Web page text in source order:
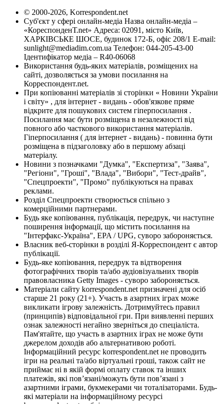
© 2000-2026, Korrespondent.net
Суб'єкт у сфері онлайн-медіа Назва онлайн-медіа –
«КореспонденТ.net» Адреса: 02091, місто Київ,
ХАРКІВСЬКЕ ШОСЕ, будинок 172-Б, офіс 208/1 E-mail:
sunlight@mediadim.com.ua Телефон: 044-205-43-00
Ідентифікатор медіа – R40-06068
Використання будь-яких матеріалів, розміщених на
сайті, дозволяється за умови посилання на
Корреспондент.net.
При копіюванні матеріалів зі сторінки « Новини України
і світу» , для інтернет - видань - обов'язкове пряме
відкрите для пошукових систем гіперпосилання .
Посилання має бути розміщена в незалежності від
повного або часткового використання матеріалів.
Гіперпосилання ( для інтернет - видань) - повинна бути
розміщена в підзаголовку або в першому абзаці
матеріалу.
Новини з позначками "Думка", "Експертиза", "Заява",
"Регіони", "Гроші", "Влада", "Вибори", "Тест-драйв",
"Спецпроекти", "Промо" публікуються на правах
реклами.
Розділ Спецпроекти створюється спільно з
комерційними партнерами.
Будь яке копіювання, публікація, передрук, чи наступне
поширення інформації, що містить посилання на
"Інтерфакс-Україна", EPA / UPG, суворо забороняється.
Власник веб-сторінки в розділі Я-Корреспондент є автор
публікації.
Будь-яке копіювання, передрук та відтворення
фотографічних творів та/або аудіовізуальних творів
правовласника Getty Images - суворо забороняється.
Матеріали сайту korrespondent.net призначені для осіб
старше 21 року (21+). Участь в азартних іграх може
викликати ігрову залежність. Дотримуйтесь правил
(принципів) відповідальної гри. При виявленні перших
ознак залежності негайно зверніться до спеціаліста.
Пам'ятайте, що участь в азартних іграх не може бути
джерелом доходів або альтернативою роботі.
Інформаційний ресурс korrespondent.net не проводить
ігри на реальні та/або віртуальні гроші, також сайт не
приймає ні в якій формі оплату ставок та інших
платежів, які пов’язані/можуть бути пов’язані з
азартними іграми, букмекерами чи тоталізаторами. Будь-
які матеріали на інформаційному ресурсі